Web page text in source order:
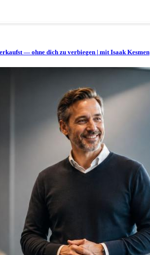
— ohne dich zu verbiegen | mit Isaak Kesmen